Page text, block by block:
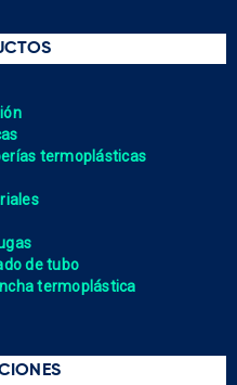
termoplásticas
de tubo
termoplástica